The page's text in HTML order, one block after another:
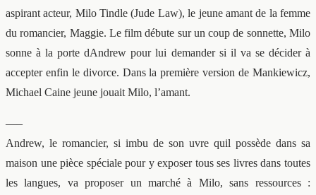
aspirant acteur, Milo Tindle (Jude Law), le jeune amant de la femme
du romancier, Maggie. Le film débute sur un coup de sonnette, Milo
sonne à la porte dAndrew pour lui demander si il va se décider à
accepter enfin le divorce. Dans la première version de Mankiewicz,
Michael Caine jeune jouait Milo, l’amant.
—–
Andrew, le romancier, si imbu de son uvre quil possède dans sa
maison une pièce spéciale pour y exposer tous ses livres dans toutes
les langues, va proposer un marché à Milo, sans ressources :